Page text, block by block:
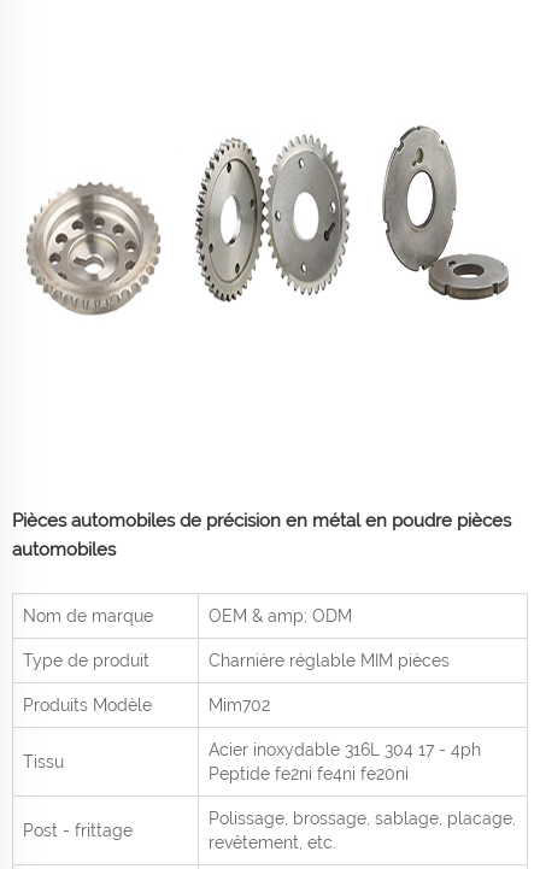
Pièces automobiles de précision en métal en poudre pièces
automobiles
Nom de marque OEM & amp; ODM
Type de produit Charnière réglable MIM pièces
Produits Modèle Mim702
Tissu
Acier inoxydable 316L 304 17 - 4ph
Peptide fe2ni fe4ni fe20ni
Post - frittage
Polissage, brossage, sablage, placage,
revêtement, etc.